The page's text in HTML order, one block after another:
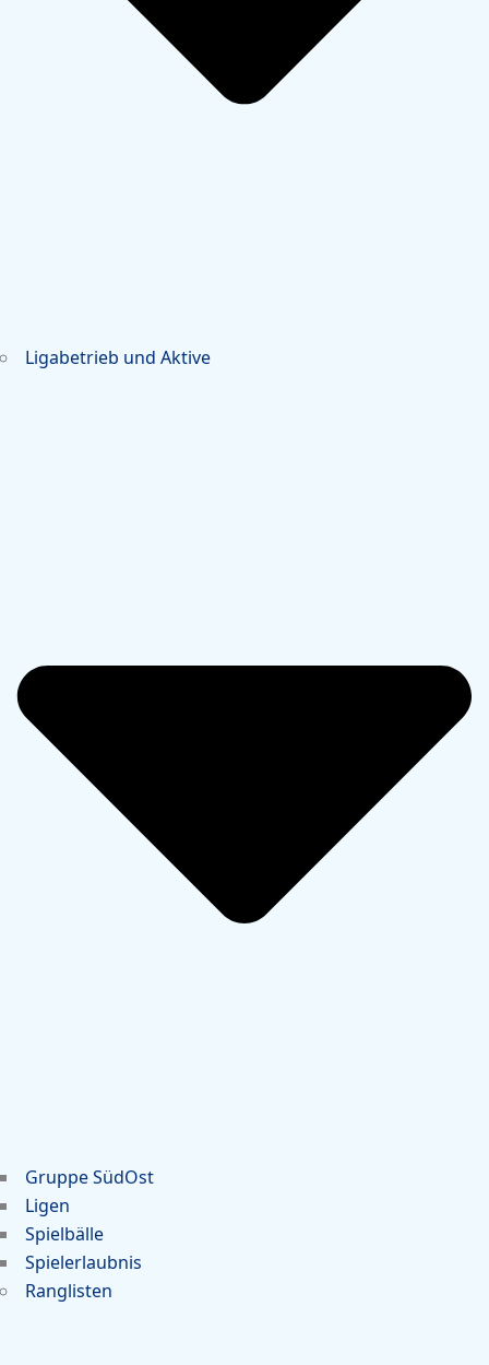
Ligabetrieb und Aktive
Gruppe SüdOst
Ligen
Spielbälle
Spielerlaubnis
Ranglisten